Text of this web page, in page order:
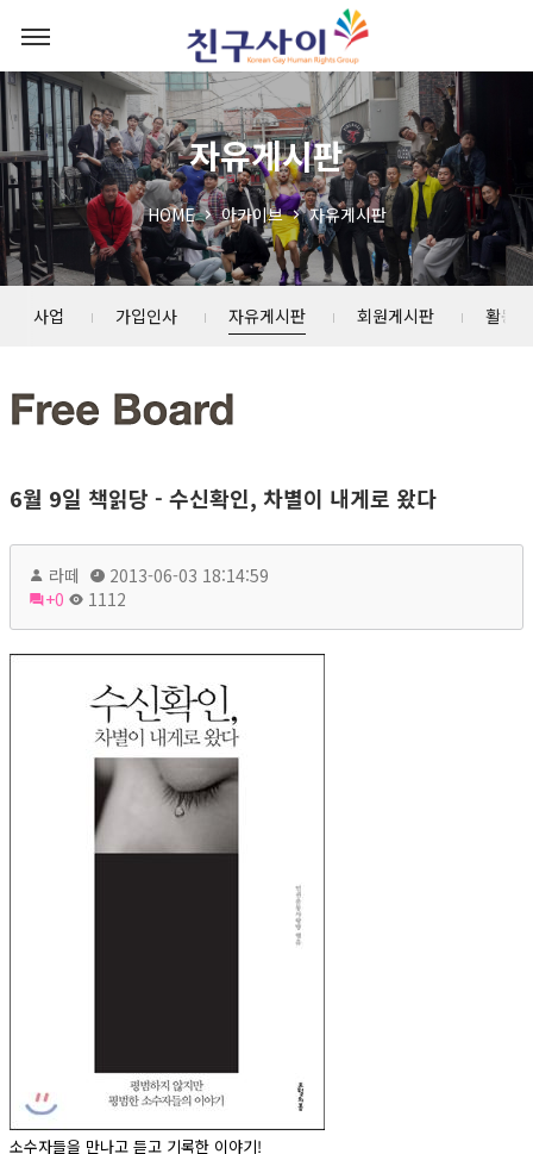
자유게시판
HOME 아카이브 자유게시판
년 사업 가입인사 자유게시판 회원게시판 활동
6월 9일 책읽당 - 수신확인, 차별이 내게로 왔다
라떼
2013-06-03 18:14:59
+0
1112
소수자들을 만나고 듣고 기록한 이야기!